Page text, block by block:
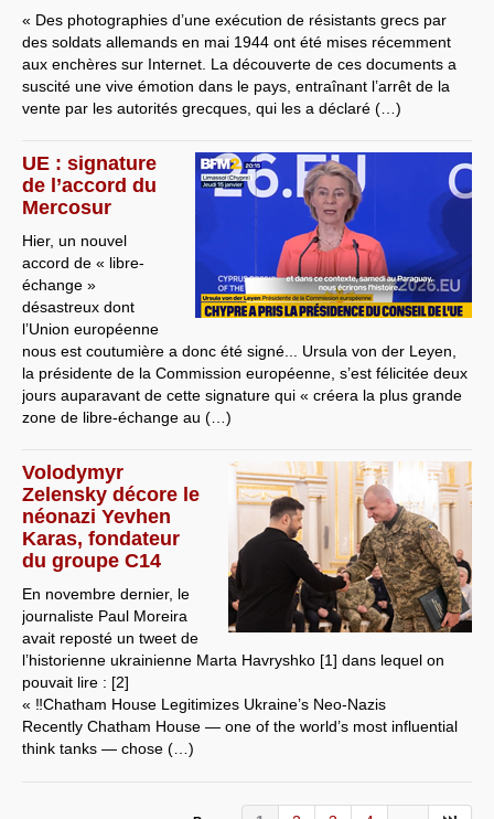
« Des photographies d’une exécution de résistants grecs par
des soldats allemands en mai 1944 ont été mises récemment
aux enchères sur Internet. La découverte de ces documents a
suscité une vive émotion dans le pays, entraînant l’arrêt de la
vente par les autorités grecques, qui les a déclaré (…)
UE : signature
de l’accord du
Mercosur
Hier, un nouvel
accord de « libre-
échange »
désastreux dont
l’Union européenne
nous est coutumière a donc été signé... Ursula von der Leyen,
la présidente de la Commission européenne, s’est félicitée deux
jours auparavant de cette signature qui « créera la plus grande
zone de libre-échange au (…)
Volodymyr
Zelensky décore le
néonazi Yevhen
Karas, fondateur
du groupe C14
En novembre dernier, le
journaliste Paul Moreira
avait reposté un tweet de
l’historienne ukrainienne Marta Havryshko [1] dans lequel on
pouvait lire : [2]
« ‼️Chatham House Legitimizes Ukraine’s Neo-Nazis
Recently Chatham House — one of the world’s most influential
think tanks — chose (…)